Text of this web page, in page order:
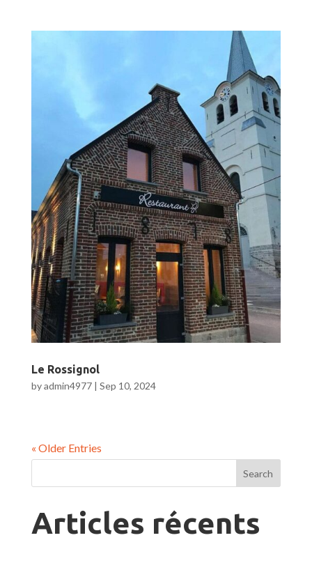
Le Rossignol
byadmin4977| Sep 10, 2024
« Older Entries
Search
Articles récents